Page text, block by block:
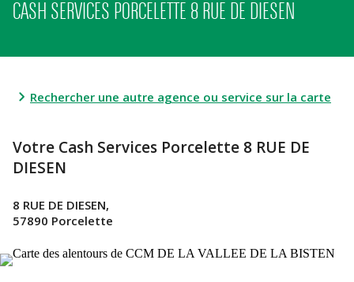
CASH SERVICES PORCELETTE 8 RUE DE DIESEN
Rechercher une autre agence ou service sur la carte
Votre Cash Services Porcelette 8 RUE DE
DIESEN
8 RUE DE DIESEN,
57890 Porcelette